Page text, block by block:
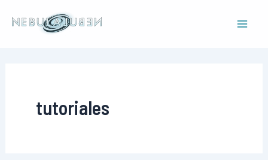
tutoriales